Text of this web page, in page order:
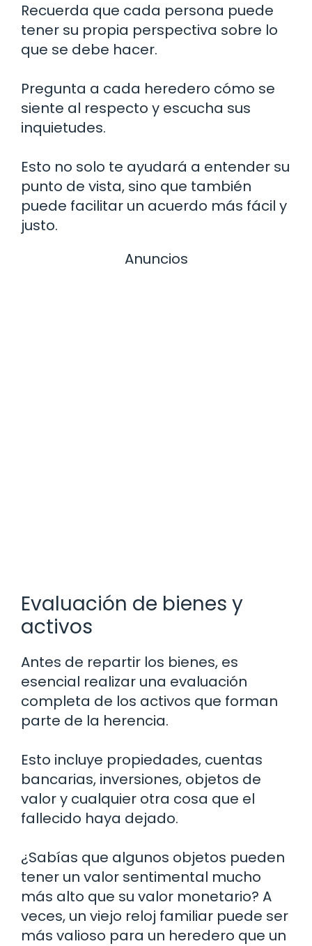
Recuerda que cada persona puede
tener su propia perspectiva sobre lo
que se debe hacer.
Pregunta a cada heredero cómo se
siente al respecto y escucha sus
inquietudes.
Esto no solo te ayudará a entender su
punto de vista, sino que también
puede facilitar un acuerdo más fácil y
justo.
Anuncios
Evaluación de bienes y
activos
Antes de repartir los bienes, es
esencial realizar una evaluación
completa de los activos que forman
parte de la herencia.
Esto incluye propiedades, cuentas
bancarias, inversiones, objetos de
valor y cualquier otra cosa que el
fallecido haya dejado.
¿Sabías que algunos objetos pueden
tener un valor sentimental mucho
más alto que su valor monetario? A
veces, un viejo reloj familiar puede ser
más valioso para un heredero que un